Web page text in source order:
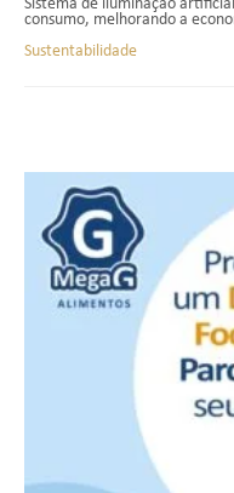
consumo, melhorando a
Sustentabilidade